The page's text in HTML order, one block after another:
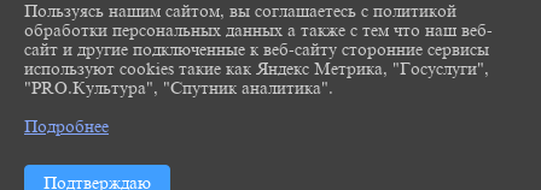
2026 Г. CHUKOVKA17.RU
ВХОД
КАРТА САЙТА
ПОЛИТИКА ОБРАБОТКИ ПЕРСОНАЛЬНЫХ
СДЕЛАНО НА KUBCMS
РАЗРАБОТКА И ПОДДЕРЖКА
Пользуясь нашим сайтом, вы соглашаетесь с политикой
обработки персональных данных а также с тем что наш веб-
сайт и другие подключенные к веб-сайту сторонние сервисы
используют cookies такие как Яндекс Метрика, "Госуслуги",
"PRO.Культура", "Спутник аналитика".
Подробнее
Подтверждаю